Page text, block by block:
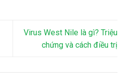
Virus West Nile là gì? Triệu
chứng và cách điều trị